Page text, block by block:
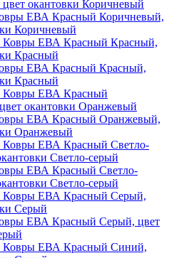
ЕВА Красный Коричневый,
Коричневый
ЕВА Красный Красный,
Красный
ЕВА Красный Оранжевый,
Оранжевый
ЕВА Красный Светло-
Светло-серый
ЕВА Красный Серый, цвет